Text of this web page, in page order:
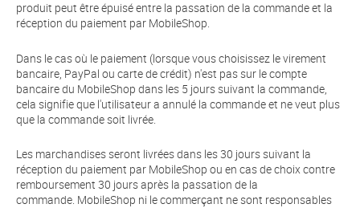
produit peut être épuisé entre la passation de la commande et la
réception du paiement par MobileShop.
Dans le cas où le paiement (lorsque vous choisissez le virement
bancaire, PayPal ou carte de crédit) n'est pas sur le compte
bancaire du MobileShop dans les 5 jours suivant la commande,
cela signifie que l'utilisateur a annulé la commande et ne veut plus
que la commande soit livrée.
Les marchandises seront livrées dans les 30 jours suivant la
réception du paiement par MobileShop ou en cas de choix contre
remboursement 30 jours après la passation de la
commande. MobileShop ni le commerçant ne sont responsables